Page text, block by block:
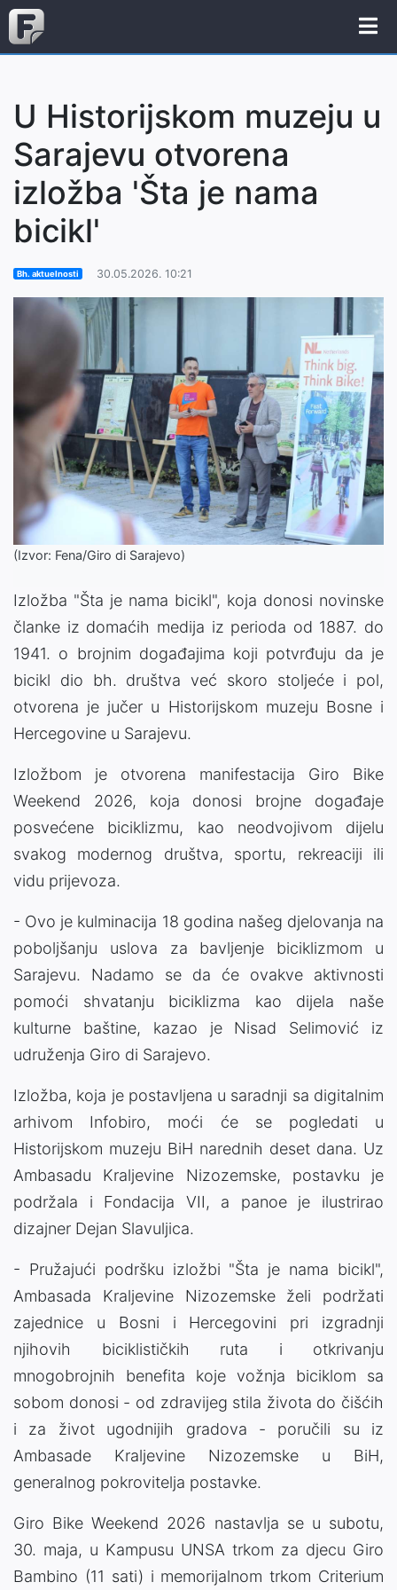
U Historijskom muzeju u
Sarajevu otvorena
izložba 'Šta je nama
bicikl'
Bh. aktuelnosti 30.05.2026. 10:21
(Izvor: Fena/Giro di Sarajevo)
Izložba "Šta je nama bicikl", koja donosi novinske
članke iz domaćih medija iz perioda od 1887. do
1941. o brojnim događajima koji potvrđuju da je
bicikl dio bh. društva već skoro stoljeće i pol,
otvorena je jučer u Historijskom muzeju Bosne i
Hercegovine u Sarajevu.
Izložbom je otvorena manifestacija Giro Bike
Weekend 2026, koja donosi brojne događaje
posvećene biciklizmu, kao neodvojivom dijelu
svakog modernog društva, sportu, rekreaciji ili
vidu prijevoza.
- Ovo je kulminacija 18 godina našeg djelovanja na
poboljšanju uslova za bavljenje biciklizmom u
Sarajevu. Nadamo se da će ovakve aktivnosti
pomoći shvatanju biciklizma kao dijela naše
kulturne baštine, kazao je Nisad Selimović iz
udruženja Giro di Sarajevo.
Izložba, koja je postavljena u saradnji sa digitalnim
arhivom Infobiro, moći će se pogledati u
Historijskom muzeju BiH narednih deset dana. Uz
Ambasadu Kraljevine Nizozemske, postavku je
podržala i Fondacija VII, a panoe je ilustrirao
dizajner Dejan Slavuljica.
- Pružajući podršku izložbi "Šta je nama bicikl",
Ambasada Kraljevine Nizozemske želi podržati
zajednice u Bosni i Hercegovini pri izgradnji
njihovih biciklističkih ruta i otkrivanju
mnogobrojnih benefita koje vožnja biciklom sa
sobom donosi - od zdravijeg stila života do čišćih
i za život ugodnijih gradova - poručili su iz
Ambasade Kraljevine Nizozemske u BiH,
generalnog pokrovitelja postavke.
Giro Bike Weekend 2026 nastavlja se u subotu,
30. maja, u Kampusu UNSA trkom za djecu Giro
Bambino (11 sati) i memorijalnom trkom Criterium